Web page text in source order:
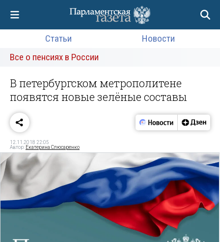
Статьи
Новости
Все о пенсиях в России
В петербургском метрополитене
появятся новые зелёные составы
12.11.2018 22:05
Автор: Екатерина Слюсаренко